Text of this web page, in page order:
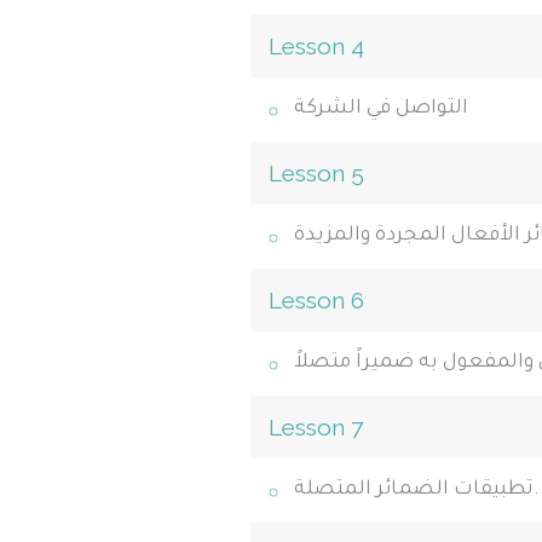
Lesson 4
التواصل في الشركة
Lesson 5
الأفعال المجردة والمزيدة
Lesson 6
والمفعول به ضميراً متصلاً
Lesson 7
تطبيقات الضمائر المتصلة.